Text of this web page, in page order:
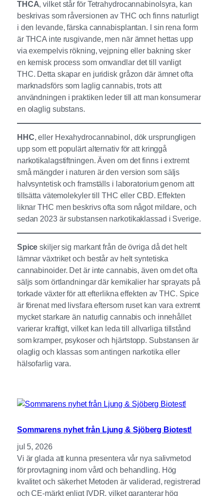
THCA, vilket står för Tetrahydrocannabinolsyra, kan
beskrivas som råversionen av THC och finns naturligt
i den levande, färska cannabisplantan. I sin rena form
är THCA inte rusgivande, men när ämnet hettas upp
via exempelvis rökning, vejpning eller bakning sker
en kemisk process som omvandlar det till vanligt
THC. Detta skapar en juridisk gråzon där ämnet ofta
marknadsförs som laglig cannabis, trots att
användningen i praktiken leder till att man konsumerar
en olaglig substans.
HHC, eller Hexahydrocannabinol, dök ursprungligen
upp som ett populärt alternativ för att kringgå
narkotikalagstiftningen. Även om det finns i extremt
små mängder i naturen är den version som säljs
halvsyntetisk och framställs i laboratorium genom att
tillsätta vätemolekyler till THC eller CBD. Effekten
liknar THC men beskrivs ofta som något mildare, och
sedan 2023 är substansen narkotikaklassad i Sverige.
Spice skiljer sig markant från de övriga då det helt
lämnar växtriket och består av helt syntetiska
cannabinoider. Det är inte cannabis, även om det ofta
säljs som örtlandningar där kemikalier har sprayats på
torkade växter för att efterlikna effekten av THC. Spice
är förenat med livsfara eftersom ruset kan vara extremt
mycket starkare än naturlig cannabis och innehållet
varierar kraftigt, vilket kan leda till allvarliga tillstånd
som kramper, psykoser och hjärtstopp. Substansen är
olaglig och klassas som antingen narkotika eller
hälsofarlig vara.
Sommarens nyhet från Ljung & Sjöberg Biotest!
jul 5, 2026
Vi är glada att kunna presentera vår nya salivmetod
för provtagning inom vård och behandling. Hög
kvalitet och säkerhet Metoden är validerad, registrerad
och CE-märkt enligt IVDR, vilket garanterar hög